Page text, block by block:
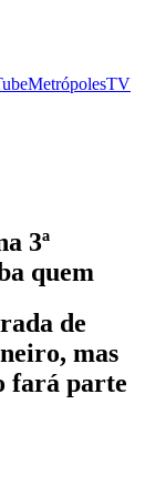
MetrópolesTV
3ª
quem
de
mas
fará parte